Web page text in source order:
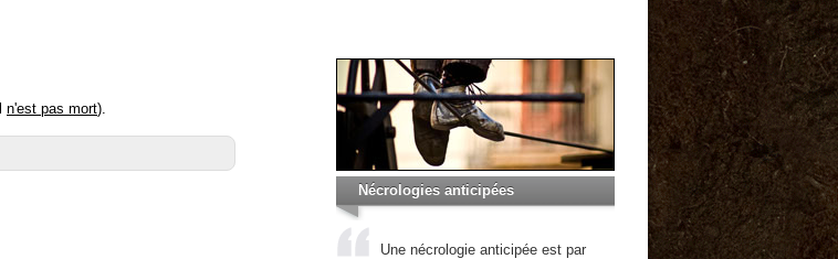
n'est pas mort).
Nécrologies anticipées
Une nécrologie anticipée est par